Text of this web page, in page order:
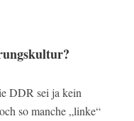
DDR sei ja kein
so manche „linke“